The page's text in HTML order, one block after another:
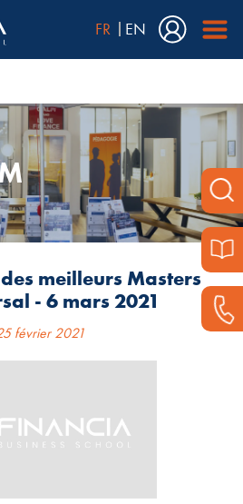
FR EN
meilleurs Masters
- 6 mars 2021
février 2021